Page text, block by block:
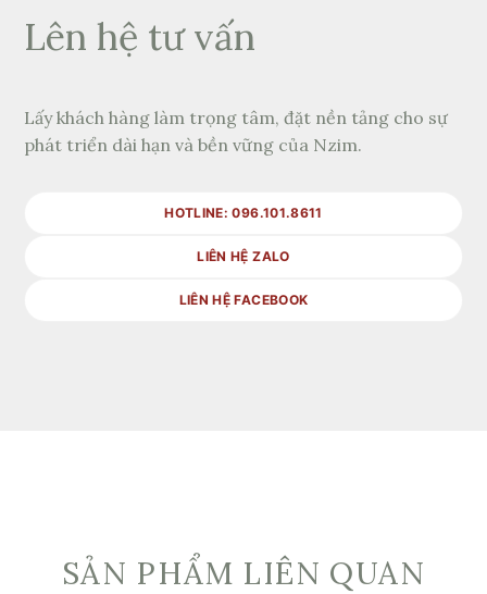
Lên hệ tư vấn
Lấy khách hàng làm trọng tâm, đặt nền tảng cho sự
phát triển dài hạn và bền vững của Nzim.
HOTLINE: 096.101.8611
LIÊN HỆ ZALO
LIÊN HỆ FACEBOOK
SẢN PHẨM LIÊN QUAN